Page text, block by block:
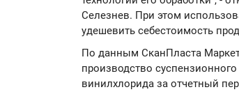
Селезнев. При этом
удешевить себестоимость
По данным СканПласта Маркет
производство
винилхлорида за отчетный